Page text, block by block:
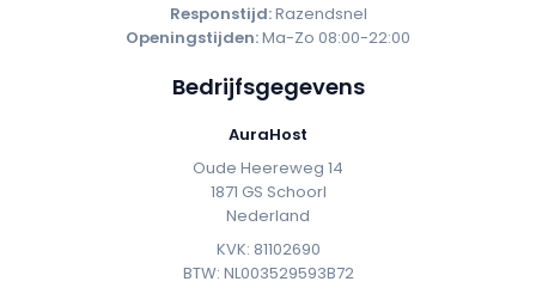
Responstijd:Razendsnel
Openingstijden:Ma-Zo 08:00-22:00
Bedrijfsgegevens
AuraHost
Oude Heereweg 14
1871 GS Schoorl
Nederland
KVK: 81102690
BTW: NL003529593B72